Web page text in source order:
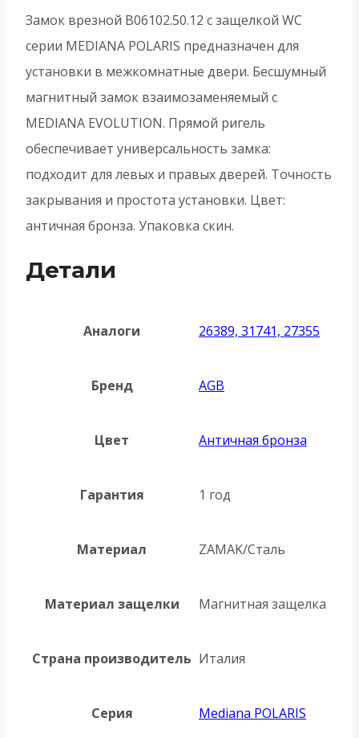
с
отв.
пл.
(скин)
Замок врезной B06102.50.12 с защелкой WC
серии MEDIANA POLARIS предназначен для
установки в межкомнатные двери. Бесшумный
магнитный замок взаимозаменяемый с
MEDIANA EVOLUTION. Прямой ригель
обеспечивает универсальность замка:
подходит для левых и правых дверей. Точность
закрывания и простота установки. Цвет:
античная бронза. Упаковка скин.
Детали
Аналоги 26389, 31741, 27355
Бренд AGB
Цвет Античная бронза
Гарантия 1 год
Материал ZAMAK/Сталь
Материал защелки Магнитная защелка
Страна производитель Италия
Серия Mediana POLARIS